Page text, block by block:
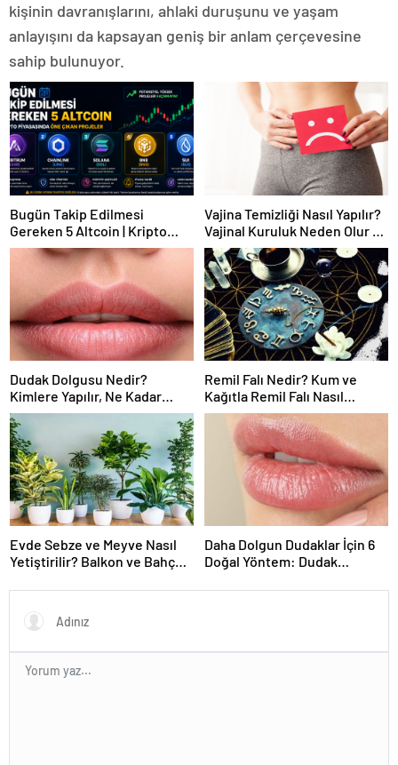
kişinin davranışlarını, ahlaki duruşunu ve yaşam
anlayışını da kapsayan geniş bir anlam çerçevesine
sahip bulunuyor.
Bugün Takip Edilmesi
Gereken 5 Altcoin | Kripto
Piyasasında Öne Çıkan
Projeler
Vajina Temizliği Nasıl Yapılır?
Vajinal Kuruluk Neden Olur ve
Nasıl Geçer?
Dudak Dolgusu Nedir?
Kimlere Yapılır, Ne Kadar
Kalıcıdır?
Remil Falı Nedir? Kum ve
Kağıtla Remil Falı Nasıl
Bakılır?
Evde Sebze ve Meyve Nasıl
Yetiştirilir? Balkon ve Bahçe
Daha Dolgun Dudaklar İçin 6
Doğal Yöntem: Dudak
Görünüm